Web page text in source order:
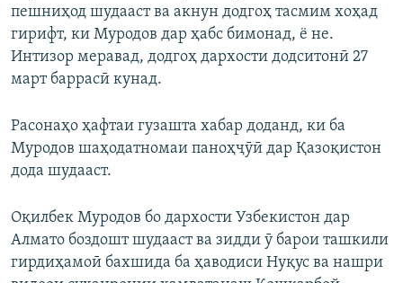
пешниҳод шудааст ва акнун додгоҳ тасмим хоҳад
гирифт, ки Муродов дар ҳабс бимонад, ё не.
Интизор меравад, додгоҳ дархости додситонӣ 27
март баррасӣ кунад.
Расонаҳо ҳафтаи гузашта хабар доданд, ки ба
Муродов шаҳодатномаи паноҳҷӯӣ дар Қазоқистон
дода шудааст.
Оқилбек Муродов бо дархости Узбекистон дар
Алмато боздошт шудааст ва зидди ӯ барои ташкили
гирдиҳамоӣ бахшида ба ҳаводиси Нуқус ва нашри